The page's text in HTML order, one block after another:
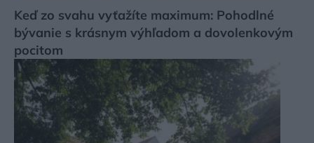
Keď zo svahu vyťažíte maximum: Pohodlné
bývanie s krásnym výhľadom a dovolenkovým
pocitom